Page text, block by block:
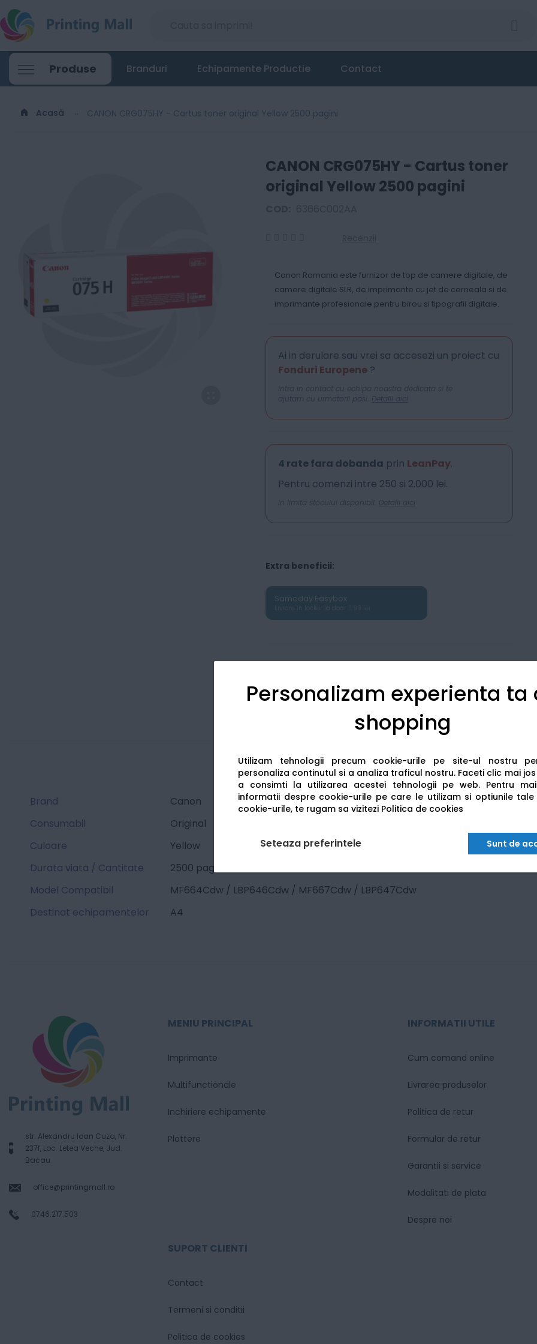
Personalizam experienta ta
shopping
Utilizam tehnologii precum cookie-urile pe site-ul nostru
personaliza continutul si a analiza traficul nostru. Faceti clic mai
a consimti la utilizarea acestei tehnologii pe web. Pentru
informatii despre cookie-urile pe care le utilizam si optiunile tale
cookie-urile, te rugam sa vizitezi Politica de cookies
Seteaza preferintele Sunt de
Produse Branduri Echipamente Productie Contact
Acasă CANON CRG075HY - Cartus toner original Yellow 2500 pagini
CANON CRG075HY - Cartus toner
original Yellow 2500 pagini
Canon Romania este furnizor de top de camere digitale, de
camere digitale SLR, de imprimante cu jet de cerneala si de
imprimante profesionale pentru birou si tipografii digitale.
Ai in derulare sau vrei sa accesezi un proiect cu
Fonduri Europene?
Intra in contact cu echipa noastra dedicata si te
ajutam cu urmatorii pasi. Detalii aici
4 rate fara dobanda prin LeanPay.
Pentru comenzi intre 250 si 2.000 lei.
In limita stocului disponibil. Detalii aici
Extra beneficii:
Sameday Easybox
Detalii tehnice
Brand
Canon
Consumabil
Original
Culoare
Yellow
Durata viata / Cantitate
2500 pagini
Model Compatibil
MF664Cdw / LBP646Cdw / MF667Cdw / LBP647Cdw
Destinat echipamentelor
A4
Recenzii
str. Alexandru Ioan Cuza, Nr.
237f, Loc. Letea Veche, Jud.
Bacau
office@printingmall.ro
0746.217.503
MENIU PRINCIPAL
Imprimante
Multifunctionale
Inchiriere echipamente
Plottere
INFORMATII UTILE
Cum comand online
Livrarea produselor
Politica de retur
Formular de retur
Garantii si service
Modalitati de plata
Despre noi
SUPORT CLIENTI
Contact
Termeni si conditii
Politica de cookies